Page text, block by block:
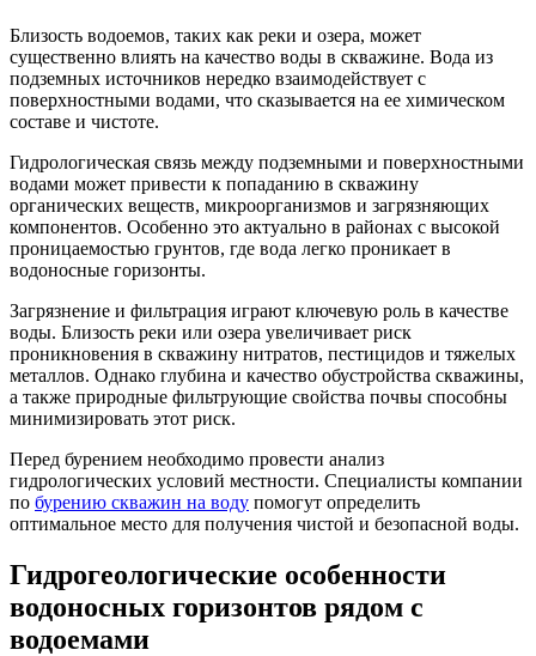
Близость водоемов, таких как реки и озера, может
существенно влиять на качество воды в скважине. Вода из
подземных источников нередко взаимодействует с
поверхностными водами, что сказывается на ее химическом
составе и чистоте.
Гидрологическая связь между подземными и поверхностными
водами может привести к попаданию в скважину
органических веществ, микроорганизмов и загрязняющих
компонентов. Особенно это актуально в районах с высокой
проницаемостью грунтов, где вода легко проникает в
водоносные горизонты.
Загрязнение и фильтрация играют ключевую роль в качестве
воды. Близость реки или озера увеличивает риск
проникновения в скважину нитратов, пестицидов и тяжелых
металлов. Однако глубина и качество обустройства скважины,
а также природные фильтрующие свойства почвы способны
минимизировать этот риск.
Перед бурением необходимо провести анализ
гидрологических условий местности. Специалисты компании
по бурению скважин на воду помогут определить
оптимальное место для получения чистой и безопасной воды.
Гидрогеологические особенности
водоносных горизонтов рядом с
водоемами